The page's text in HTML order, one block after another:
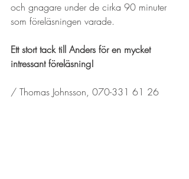
och gnagare under de cirka 90 minuter
som föreläsningen varade.
Ett stort tack till Anders för en mycket
intressant föreläsning!
/ Thomas Johnsson, 070-331 61 26